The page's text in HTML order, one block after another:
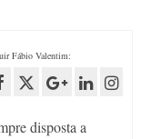
Fábio Valentim:
disposta a